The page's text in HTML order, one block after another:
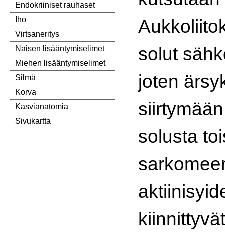
Endokriiniset rauhaset
Iho
Virtsaneritys
Naisen lisääntymiselimet
Miehen lisääntymiselimet
Silmä
Korva
Kasvianatomia
Sivukartta
solut
joten
solusta